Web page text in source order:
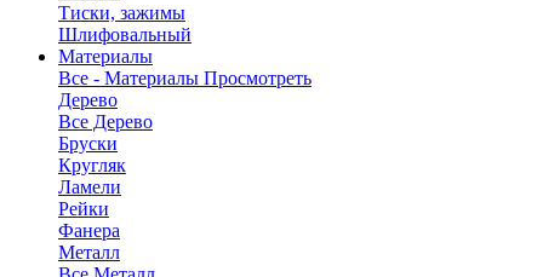
Тиски, зажимы
Шлифовальный
Материалы
Все - Материалы Просмотреть
Дерево
Все Дерево
Бруски
Кругляк
Ламели
Рейки
Фанера
Металл